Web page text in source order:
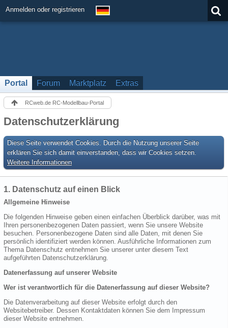
Anmelden oder registrieren
Portal Forum Marktplatz Extras
RCweb.de RC-Modellbau-Portal
Datenschutzerklärung
Diese Seite verwendet Cookies. Durch die Nutzung unserer Seite
erklären Sie sich damit einverstanden, dass wir Cookies setzen.
Weitere Informationen
1. Datenschutz auf einen Blick
Allgemeine Hinweise
Die folgenden Hinweise geben einen einfachen Überblick darüber, was mit
Ihren personenbezogenen Daten passiert, wenn Sie unsere Website
besuchen. Personenbezogene Daten sind alle Daten, mit denen Sie
persönlich identifiziert werden können. Ausführliche Informationen zum
Thema Datenschutz entnehmen Sie unserer unter diesem Text
aufgeführten Datenschutzerklärung.
Datenerfassung auf unserer Website
Wer ist verantwortlich für die Datenerfassung auf dieser Website?
Die Datenverarbeitung auf dieser Website erfolgt durch den
Websitebetreiber. Dessen Kontaktdaten können Sie dem Impressum
dieser Website entnehmen.